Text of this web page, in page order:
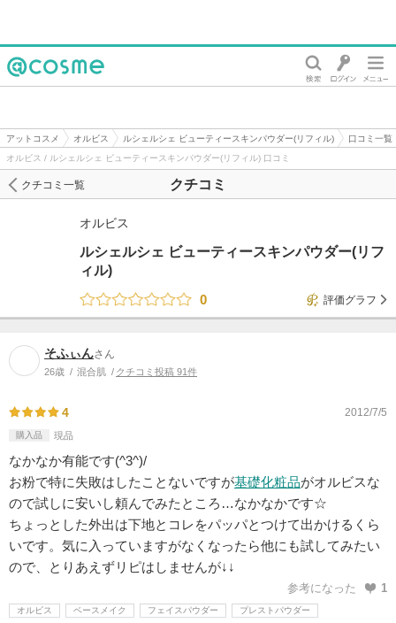
アットコスメ オルビス ルシェルシェ ビューティースキンパウダー(リフィル)
口コミ一覧
オルビス / ルシェルシェ ビューティースキンパウダー(リフィル) 口コミ
クチコミ
クチコミ一覧
オルビス
ルシェルシェ ビューティースキンパウダー(リフ
ィル)
0
評価グラフ
そふぃんさん
26歳 混合肌 クチコミ投稿 91件
4 2012/7/5
購入品 現品
なかなか有能です(^3^)/
お粉で特に失敗はしたことないですが基礎化粧品がオルビスな
ので試しに安いし頼んでみたところ…なかなかです☆
ちょっとした外出は下地とコレをパッパとつけて出かけるくら
いです。気に入っていますがなくなったら他にも試してみたい
ので、とりあえずリピはしませんが↓↓
参考になった 1
オルビス ベースメイク フェイスパウダー プレストパウダー